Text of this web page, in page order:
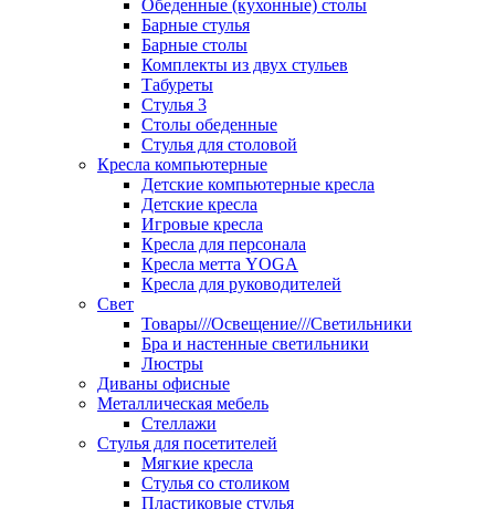
Обеденные (кухонные) столы
Барные стулья
Барные столы
Комплекты из двух стульев
Табуреты
Стулья 3
Столы обеденные
Стулья для столовой
Кресла компьютерные
Детские компьютерные кресла
Детские кресла
Игровые кресла
Кресла для персонала
Кресла метта YOGA
Кресла для руководителей
Свет
Товары///Освещение///Светильники
Бра и настенные светильники
Люстры
Диваны офисные
Металлическая мебель
Стеллажи
Стулья для посетителей
Мягкие кресла
Стулья со столиком
Пластиковые стулья